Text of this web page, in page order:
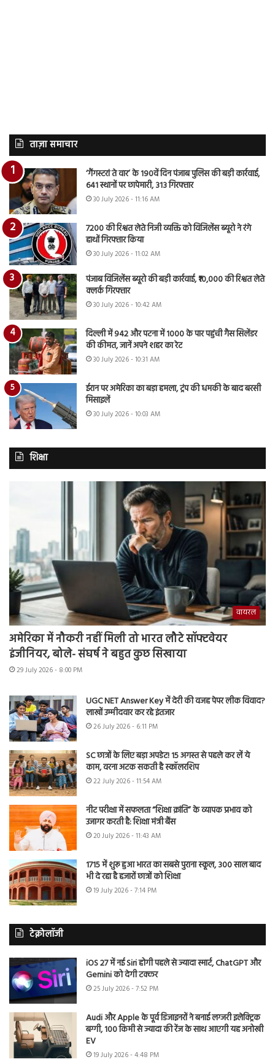
ताज़ा समाचार
‘गैंगस्टरां ते वार’ के 190वें दिन पंजाब पुलिस की बड़ी कार्रवाई,
641 स्थानों पर छापेमारी, 313 गिरफ्तार
30 July 2026 - 11:16 AM
7200 की रिश्वत लेते निजी व्यक्ति को विजिलेंस ब्यूरो ने रंगे
हाथों गिरफ्तार किया
30 July 2026 - 11:02 AM
पंजाब विजिलेंस ब्यूरो की बड़ी कार्रवाई, ₹10,000 की रिश्वत लेते
क्लर्क गिरफ्तार
30 July 2026 - 10:42 AM
दिल्ली में 942 और पटना में 1000 के पार पहुंची गैस सिलेंडर
की कीमत, जानें अपने शहर का रेट
30 July 2026 - 10:31 AM
ईरान पर अमेरिका का बड़ा हमला, ट्रंप की धमकी के बाद बरसी
मिसाइलें
30 July 2026 - 10:03 AM
शिक्षा
वायरल
अमेरिका में नौकरी नहीं मिली तो भारत लौटे सॉफ्टवेयर
इंजीनियर, बोले- संघर्ष ने बहुत कुछ सिखाया
29 July 2026 - 8:00 PM
UGC NET Answer Key में देरी की वजह पेपर लीक विवाद?
लाखों उम्मीदवार कर रहे इंतजार
26 July 2026 - 6:11 PM
SC छात्रों के लिए बड़ा अपडेट! 15 अगस्त से पहले कर लें ये
काम, वरना अटक सकती है स्कॉलरशिप
22 July 2026 - 11:54 AM
नीट परीक्षा में सफलता “शिक्षा क्रांति” के व्यापक प्रभाव को
उजागर करती है: शिक्षा मंत्री बैंस
20 July 2026 - 11:43 AM
1715 में शुरू हुआ भारत का सबसे पुराना स्कूल, 300 साल बाद
भी दे रहा है हजारों छात्रों को शिक्षा
19 July 2026 - 7:14 PM
टेक्नोलॉजी
iOS 27 में नई Siri होगी पहले से ज्यादा स्मार्ट, ChatGPT और
Gemini को देगी टक्कर
25 July 2026 - 7:52 PM
Audi और Apple के पूर्व डिजाइनरों ने बनाई लग्जरी इलेक्ट्रिक
बग्गी, 100 किमी से ज्यादा की रेंज के साथ आएगी यह अनोखी
EV
19 July 2026 - 4:48 PM